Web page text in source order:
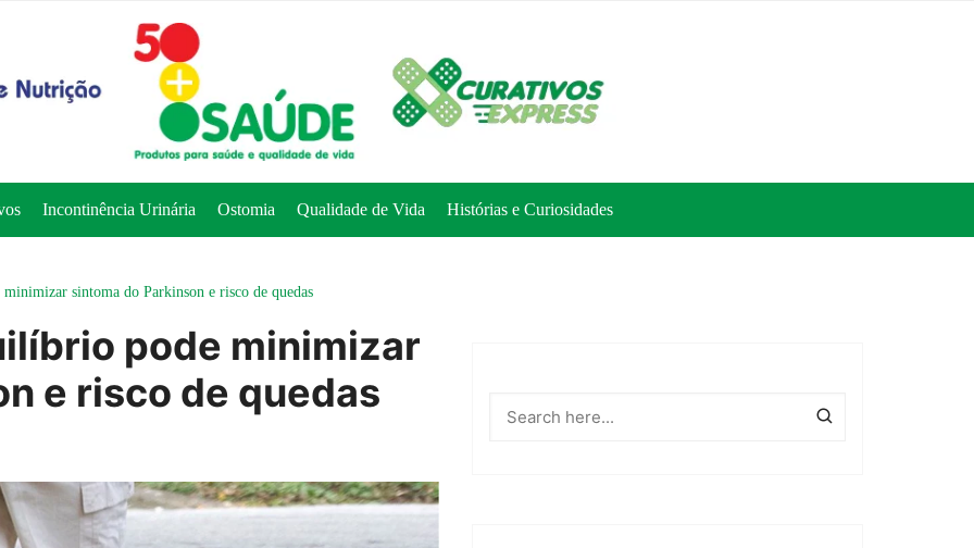
Incontinência Urinária Ostomia Qualidade de Vida Histórias e Curiosidades
sintoma do Parkinson e risco de quedas
pode minimizar
e risco de quedas